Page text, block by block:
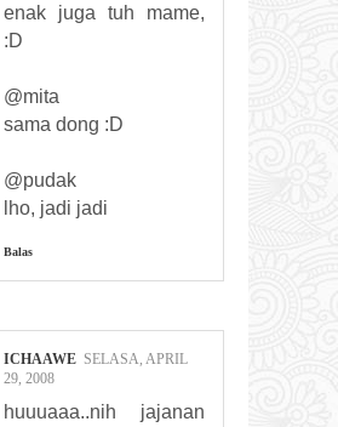
enak juga tuh mame,
:D
@mita
sama dong :D
@pudak
lho, jadi jadi
Balas
ICHAAWE SELASA, APRIL
29, 2008
huuuaaa..nih jajanan